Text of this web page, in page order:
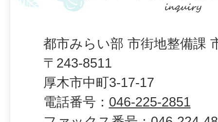
都市みらい部 市街地整備課
〒243-8511
厚木市中町3-17-17
電話番号： 046-225-2851